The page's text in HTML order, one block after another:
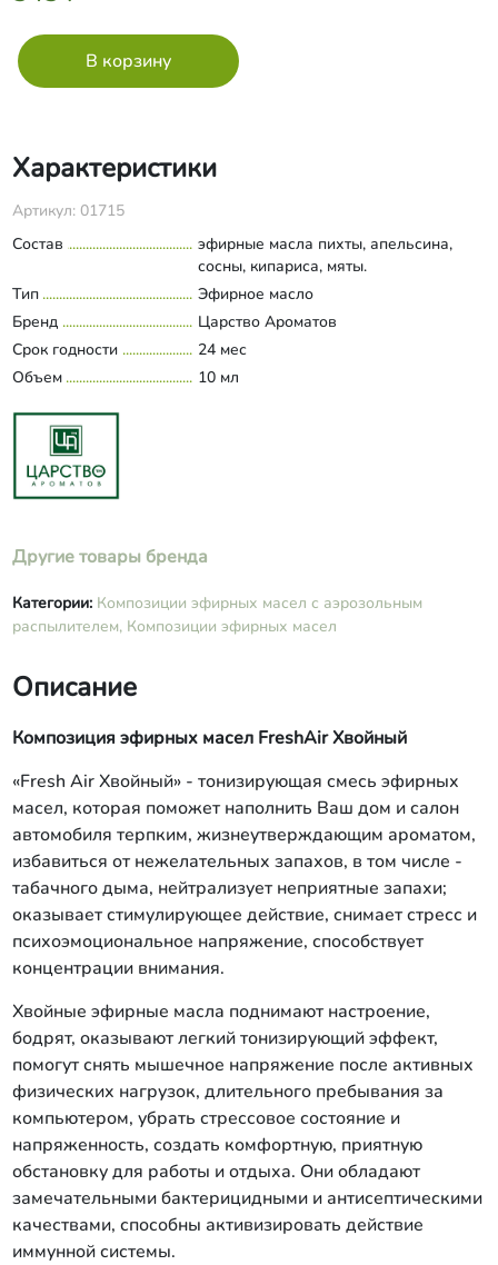
Характеристики
Артикул: 01715
Состав
эфирные масла пихты, апельсина,
сосны, кипариса, мяты.
Тип
Эфирное масло
Бренд
Царство Ароматов
Срок годности
24 мес
Объем
10 мл
Другие товары бренда
Категории: Композиции эфирных масел с аэрозольным
распылителем, Композиции эфирных масел
Описание
Композиция эфирных масел FreshAir Хвойный
«Fresh Аir Хвойный» - тонизирующая смесь эфирных
масел, которая поможет наполнить Ваш дом и салон
автомобиля терпким, жизнеутверждающим ароматом,
избавиться от нежелательных запахов, в том числе -
табачного дыма, нейтрализует неприятные запахи;
оказывает стимулирующее действие, снимает стресс и
психоэмоциональное напряжение, способствует
концентрации внимания.
Хвойные эфирные масла поднимают настроение,
бодрят, оказывают легкий тонизирующий эффект,
помогут снять мышечное напряжение после активных
физических нагрузок, длительного пребывания за
компьютером, убрать стрессовое состояние и
напряженность, создать комфортную, приятную
обстановку для работы и отдыха. Они обладают
замечательными бактерицидными и антисептическими
качествами, способны активизировать действие
иммунной системы.